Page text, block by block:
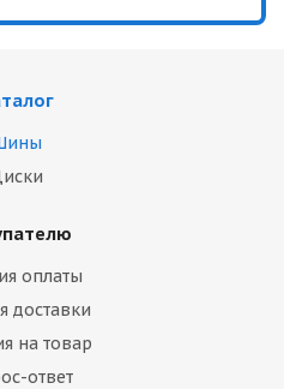
оплаты
доставки
на товар
ответ